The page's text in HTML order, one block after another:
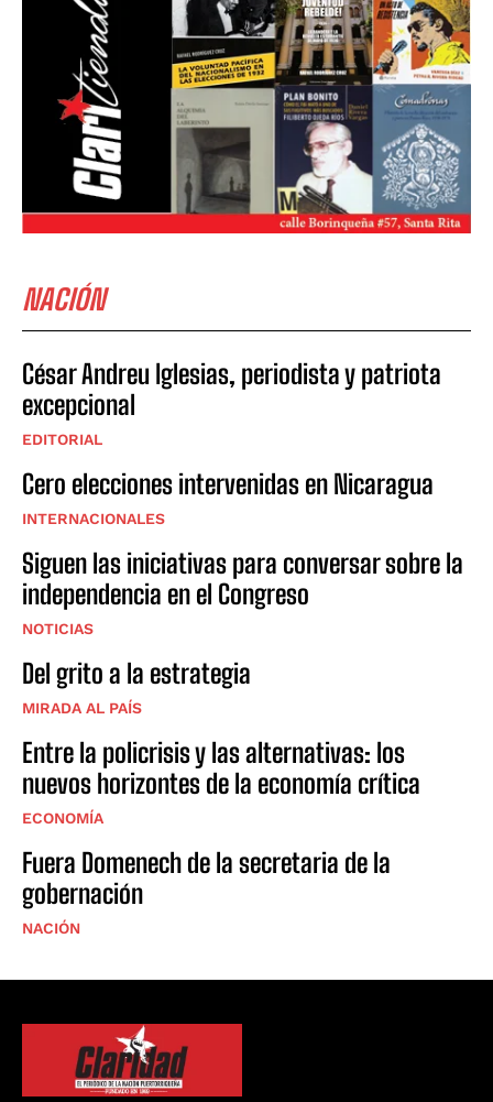
NACIÓN
César Andreu Iglesias, periodista y patriota
excepcional
EDITORIAL
Cero elecciones intervenidas en Nicaragua
INTERNACIONALES
Siguen las iniciativas para conversar sobre la
independencia en el Congreso
NOTICIAS
Del grito a la estrategia
MIRADA AL PAÍS
Entre la policrisis y las alternativas: los
nuevos horizontes de la economía crítica
ECONOMÍA
Fuera Domenech de la secretaria de la
gobernación
NACIÓN